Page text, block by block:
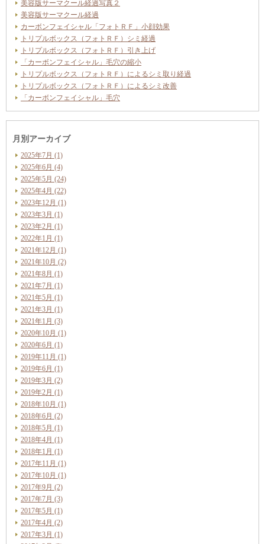
美容版サーマクール経過写真２
美容版サーマクール経過
カーボンフェイシャル「フォトＲＦ」小顔効果
トリプルボックス（フォトＲＦ）シミ経過
トリプルボックス（フォトＲＦ）引き上げ
「カーボンフェイシャル」毛穴の縮小
トリプルボックス（フォトＲＦ）によるシミ取り経過
トリプルボックス（フォトＲＦ）によるシミ改善
「カーボンフェイシャル」毛穴
月別アーカイブ
2025年7月 (1)
2025年6月 (4)
2025年5月 (24)
2025年4月 (22)
2023年12月 (1)
2023年3月 (1)
2023年2月 (1)
2022年1月 (1)
2021年12月 (1)
2021年10月 (2)
2021年8月 (1)
2021年7月 (1)
2021年5月 (1)
2021年3月 (1)
2021年1月 (3)
2020年10月 (1)
2020年6月 (1)
2019年11月 (1)
2019年6月 (1)
2019年3月 (2)
2019年2月 (1)
2018年10月 (1)
2018年6月 (2)
2018年5月 (1)
2018年4月 (1)
2018年1月 (1)
2017年11月 (1)
2017年10月 (1)
2017年9月 (2)
2017年7月 (3)
2017年5月 (1)
2017年4月 (2)
2017年3月 (1)